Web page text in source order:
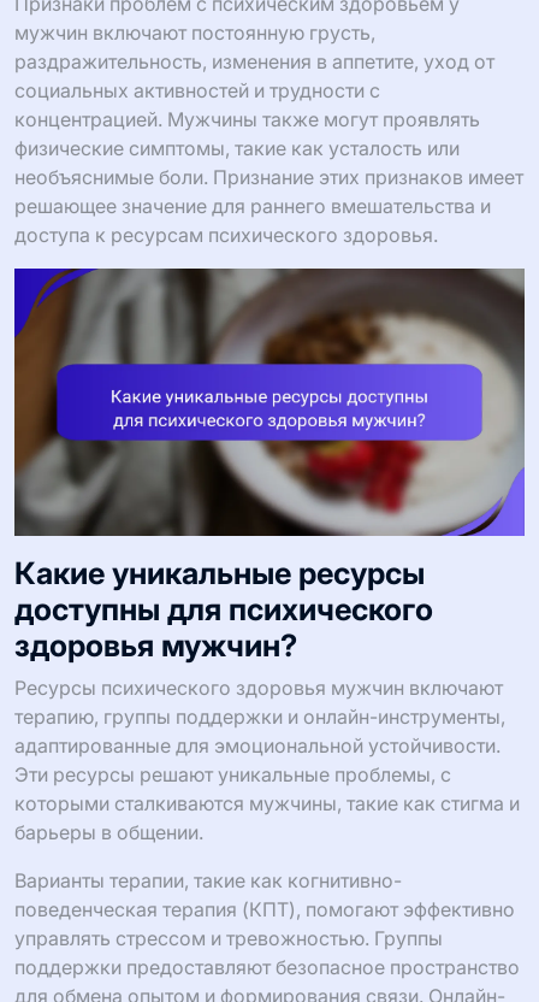
мужчин включают постоянную грусть,
раздражительность, изменения в аппетите, уход от
социальных активностей и трудности с
концентрацией. Мужчины также могут проявлять
физические симптомы, такие как усталость или
необъяснимые боли. Признание этих признаков имеет
решающее значение для раннего вмешательства и
доступа к ресурсам психического здоровья.
Какие уникальные ресурсы
доступны для психического
здоровья мужчин?
Ресурсы психического здоровья мужчин включают
терапию, группы поддержки и онлайн-инструменты,
адаптированные для эмоциональной устойчивости.
Эти ресурсы решают уникальные проблемы, с
которыми сталкиваются мужчины, такие как стигма и
барьеры в общении.
Варианты терапии, такие как когнитивно-
поведенческая терапия (КПТ), помогают эффективно
управлять стрессом и тревожностью. Группы
поддержки предоставляют безопасное пространство
для обмена опытом и формирования связи. Онлайн-